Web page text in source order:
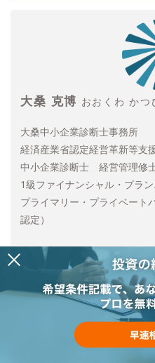
大桑 克博 おおくわ かつ
大桑中小企業診断士事務所
経済産業省認定経営革新等支
中小企業診断士 経営管理修
1級ファイナンシャル・プラ
プライマリー・プライベート
認定）
銀行、コンサルティングファ
企業の資金繰り支援（補助
グ）、経営計画策定支援、事
人生において「お金」を理由
ャレンジを諦めざるを得なく